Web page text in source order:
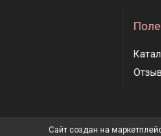
Сайт создан на